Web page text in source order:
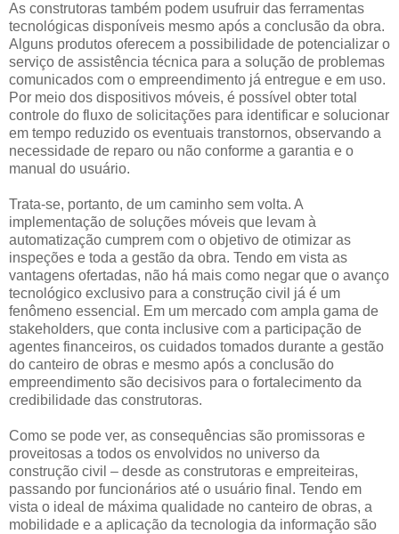
As construtoras também podem usufruir das ferramentas
tecnológicas disponíveis mesmo após a conclusão da obra.
Alguns produtos oferecem a possibilidade de potencializar o
serviço de assistência técnica para a solução de problemas
comunicados com o empreendimento já entregue e em uso.
Por meio dos dispositivos móveis, é possível obter total
controle do fluxo de solicitações para identificar e solucionar
em tempo reduzido os eventuais transtornos, observando a
necessidade de reparo ou não conforme a garantia e o
manual do usuário.
Trata-se, portanto, de um caminho sem volta. A
implementação de soluções móveis que levam à
automatização cumprem com o objetivo de otimizar as
inspeções e toda a gestão da obra. Tendo em vista as
vantagens ofertadas, não há mais como negar que o avanço
tecnológico exclusivo para a construção civil já é um
fenômeno essencial. Em um mercado com ampla gama de
stakeholders, que conta inclusive com a participação de
agentes financeiros, os cuidados tomados durante a gestão
do canteiro de obras e mesmo após a conclusão do
empreendimento são decisivos para o fortalecimento da
credibilidade das construtoras.
Como se pode ver, as consequências são promissoras e
proveitosas a todos os envolvidos no universo da
construção civil – desde as construtoras e empreiteiras,
passando por funcionários até o usuário final. Tendo em
vista o ideal de máxima qualidade no canteiro de obras, a
mobilidade e a aplicação da tecnologia da informação são